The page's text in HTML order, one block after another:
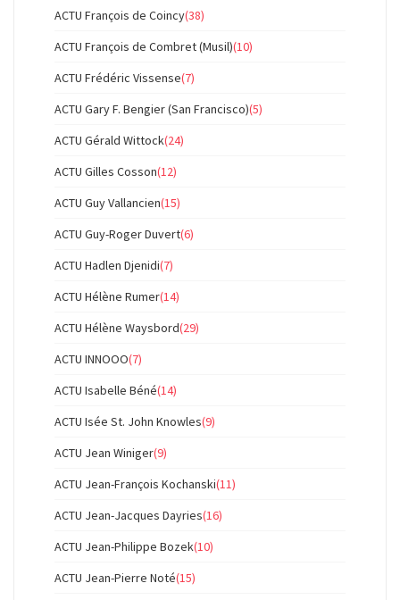
ACTU François de Coincy(38)
ACTU François de Combret (Musil)(10)
ACTU Frédéric Vissense(7)
ACTU Gary F. Bengier (San Francisco)(5)
ACTU Gérald Wittock(24)
ACTU Gilles Cosson(12)
ACTU Guy Vallancien(15)
ACTU Guy-Roger Duvert(6)
ACTU Hadlen Djenidi(7)
ACTU Hélène Rumer(14)
ACTU Hélène Waysbord(29)
ACTU INNOOO(7)
ACTU Isabelle Béné(14)
ACTU Isée St. John Knowles(9)
ACTU Jean Winiger(9)
ACTU Jean-François Kochanski(11)
ACTU Jean-Jacques Dayries(16)
ACTU Jean-Philippe Bozek(10)
ACTU Jean-Pierre Noté(15)